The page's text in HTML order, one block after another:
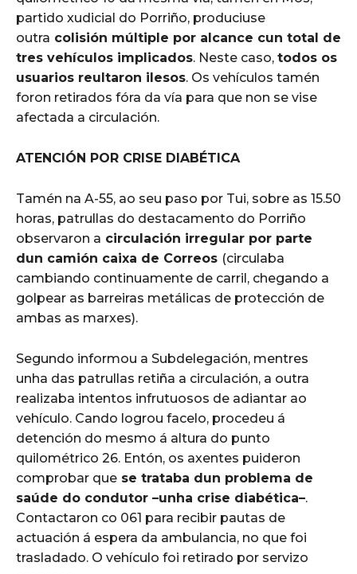
partido xudicial do Porriño, produciuse
outra colisión múltiple por alcance cun total de
tres vehículos implicados. Neste caso, todos os
usuarios reultaron ilesos. Os vehículos tamén
foron retirados fóra da vía para que non se vise
afectada a circulación.
ATENCIÓN POR CRISE DIABÉTICA
Tamén na A-55, ao seu paso por Tui, sobre as 15.50
horas, patrullas do destacamento do Porriño
observaron a circulación irregular por parte
dun camión caixa de Correos (circulaba
cambiando continuamente de carril, chegando a
golpear as barreiras metálicas de protección de
ambas as marxes).
Segundo informou a Subdelegación, mentres
unha das patrullas retiña a circulación, a outra
realizaba intentos infrutuosos de adiantar ao
vehículo. Cando logrou facelo, procedeu á
detención do mesmo á altura do punto
quilométrico 26. Entón, os axentes puideron
comprobar que se trataba dun problema de
saúde do condutor –unha crise diabética–.
Contactaron co 061 para recibir pautas de
actuación á espera da ambulancia, no que foi
trasladado. O vehículo foi retirado por servizo